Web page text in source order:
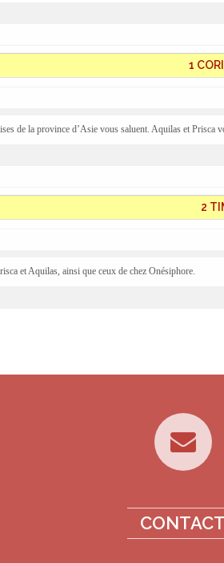
1
de la province d’Asie vous saluent. Aquilas et Prisca
2
et Aquilas, ainsi que ceux de chez Onésiphore.
CONTACT